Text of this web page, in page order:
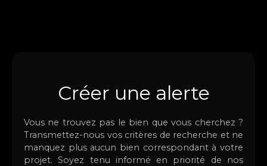
Créer une alerte
Vous ne trouvez pas le bien que vous cherchez ?
Transmettez-nous vos critères de recherche et ne
manquez plus aucun bien correspondant à votre
projet. Soyez tenu informé en priorité de nos